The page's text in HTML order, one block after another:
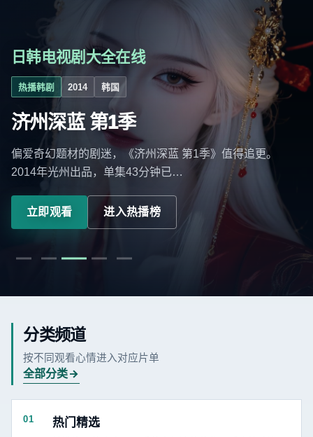
日韩电视剧大全在线
热播韩剧 2014 韩国
济州深蓝 第1季
偏爱奇幻题材的剧迷，《济州深蓝 第1季》值得追更。
2014年光州出品，单集43分钟已…
立即观看 进入热播榜
分类频道
按不同观看心情进入对应片单
全部分类
01 热门精选